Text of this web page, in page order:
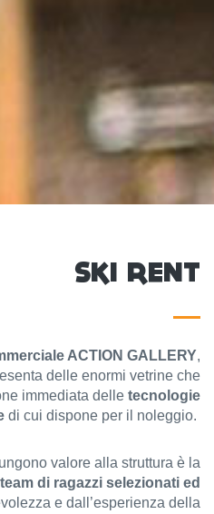
SKI RENT
ACTION GALLERY,
delle enormi vetrine che
immediata delle tecnologie
di cui dispone per il noleggio.
valore alla struttura è la
di ragazzi selezionati ed
e dall’esperienza della